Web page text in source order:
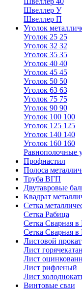
Швеллер У
Швеллер П
Уголок
Уголок 25 25
Уголок 32 32
Уголок 35 35
Уголок 40 40
Уголок 45 45
Уголок 50 50
Уголок 63 63
Уголок 75 75
Уголок 90 90
Уголок 100 100
Уголок 125 125
Уголок 140 140
Уголок 160 160
Равнополочные
Профнастил
Полоса
Труба ВГП
Двутавровые
Квадрат
Сетка
Сетка Рабица
Сетка Сварная в
Сетка Сварная в
Листовой прокат
Лист
Лист
Лист рифленый
Лист
Винтовые сваи